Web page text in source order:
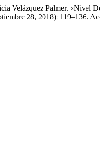
Velázquez Palmer. «Nivel
28, 2018): 119–136.